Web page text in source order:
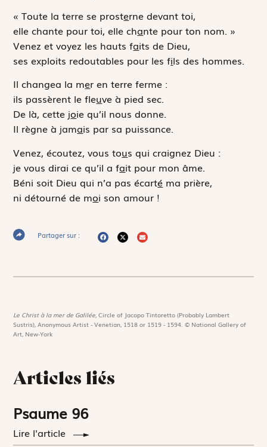
« Toute la terre se prosterne devant toi,
elle chante pour toi, elle chante pour ton nom. »
Venez et voyez les hauts faits de Dieu,
ses exploits redoutables pour les fils des hommes.
Il changea la mer en terre ferme :
ils passèrent le fleuve à pied sec.
De là, cette joie qu’il nous donne.
Il règne à jamais par sa puissance.
Venez, écoutez, vous tous qui craignez Dieu :
je vous dirai ce qu’il a fait pour mon âme.
Béni soit Dieu qui n’a pas écarté ma prière,
ni détourné de moi son amour !
Partager sur :
Le Christ à la mer de Galilée,Circle of Jacopo Tintoretto (Probably Lambert
Sustris), Anonymous Artist - Venetian, 1518 or 1519 - 1594. © National Gallery of
Art, New-York
Articles liés
Psaume 96
Lire l'article